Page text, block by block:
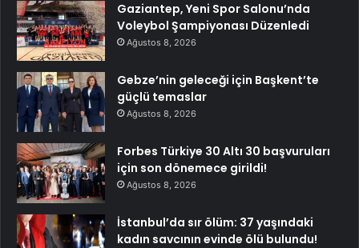
Gaziantep, Yeni Spor Salonu’nda
Voleybol Şampiyonası Düzenledi
Ağustos 8, 2026
Gebze’nin geleceği için Başkent’te
güçlü temaslar
Ağustos 8, 2026
Forbes Türkiye 30 Altı 30 başvuruları
için son dönemece girildi!
Ağustos 8, 2026
İstanbul’da sır ölüm: 37 yaşındaki
kadın savcının evinde ölü bulundu!